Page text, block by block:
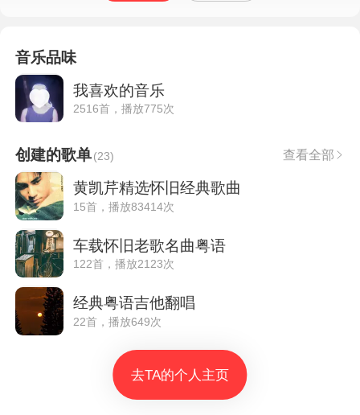
音乐品味
我喜欢的音乐
2516首，播放775次
创建的歌单(23) 查看全部
黄凯芹精选怀旧经典歌曲
15首，播放83414次
车载怀旧老歌名曲粤语
122首，播放2123次
经典粤语吉他翻唱
22首，播放649次
去TA的个人主页